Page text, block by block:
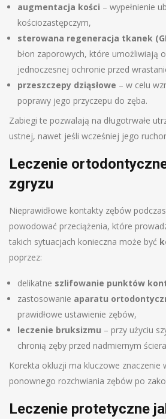
augmentacja kości – wypełnienie
kościozastępczym,
sterowana regeneracja tkanek
błon zaporowych, które umożliwiają
jednoczesnej ochronie przed
przeszczepy dziąsłowe – w celu
poprawy jego przyczepu do zęba.
Zabiegi te pozwalają na długotrwałe
ustnej, nawet jeśli wcześniej jego
Leczenie
zgryzu
Nieprawidłowe kontakty zębów
powodować przeciążenia, które
takich sytuacjach konieczna może być
poprzez:
delikatne szlifowanie punktów
zastosowanie aparatu
prawidłowe ustawienie zębów,
leczenie bruksizmu – przy użyciu
chronią zęby przed nadmiernym
Korekta okluzji ma kluczowe znaczenie
ponownego rozchwiania zębów po
Leczenie protetyczne